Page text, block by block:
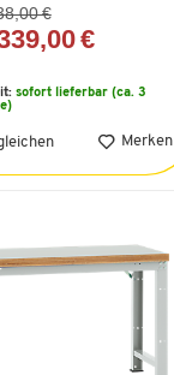
€
€
sofort lieferbar (ca. 3
Merken